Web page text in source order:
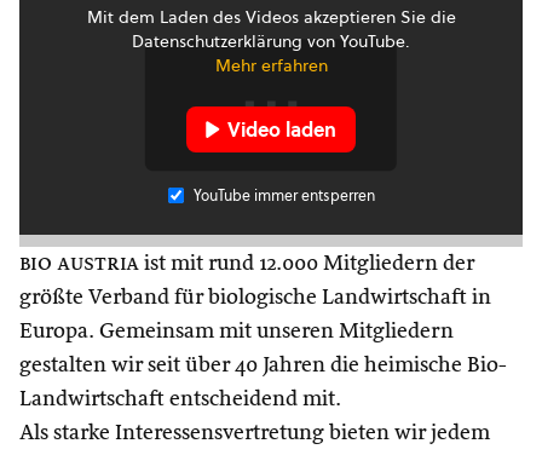
Mit dem Laden des Videos akzeptieren Sie die
Datenschutzerklärung von YouTube.
Mehr erfahren
Video laden
YouTube immer entsperren
bio austria ist mit rund 12.000 Mitgliedern der
größte Verband für biologische Landwirtschaft in
Europa. Gemeinsam mit unseren Mitgliedern
gestalten wir seit über 40 Jahren die heimische Bio-
Landwirtschaft entscheidend mit.
Als starke Interessensvertretung bieten wir jedem